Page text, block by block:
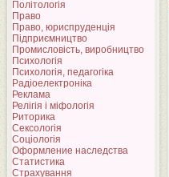
Політологія
Право
Право, юриспруденція
Підприємництво
Промисловість, виробництво
Психологія
Психологія, педагогіка
Радіоелектроніка
Реклама
Релігія і міфологія
Риторика
Сексологія
Соціологія
Оформление наследства
Статистика
Страхування